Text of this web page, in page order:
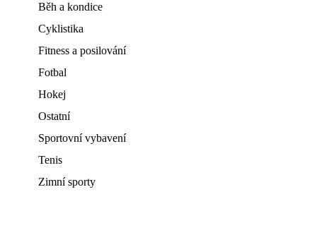
Běh a kondice
Cyklistika
Fitness a posilování
Fotbal
Hokej
Ostatní
Sportovní vybavení
Tenis
Zimní sporty